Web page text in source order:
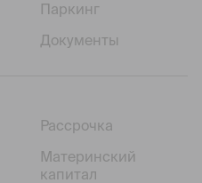
Паркинг
Документы
Рассрочка
Материнский
капитал